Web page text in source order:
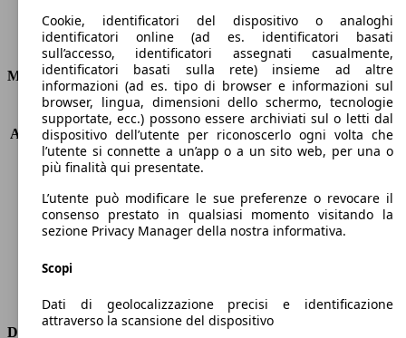
Consumi
Motore e Prestazioni
KW (PS)
96 kW (131 PS)
Accelerazione (0-100 km/h)
10.5s
Velocità massima (km/h)
187 km/h
Numero di marce
6
Coppia
300 nm
Cilindrata
1499 ccm
Carburante
Diesel
Trasmissione
Dimensioni
Cookie, identificatori del dispositivo o analoghi
identificatori online (ad es. identificatori basati
sull’accesso, identificatori assegnati casualmente,
identificatori basati sulla rete) insieme ad altre
informazioni (ad es. tipo di browser e informazioni sul
browser, lingua, dimensioni dello schermo, tecnologie
supportate, ecc.) possono essere archiviati sul o letti dal
dispositivo dell’utente per riconoscerlo ogni volta che
l’utente si connette a un’app o a un sito web, per una o
più finalità qui presentate.
L’utente può modificare le sue preferenze o revocare il
consenso prestato in qualsiasi momento visitando la
sezione Privacy Manager della nostra informativa.
Scopi
Dati di geolocalizzazione precisi e identificazione
attraverso la scansione del dispositivo